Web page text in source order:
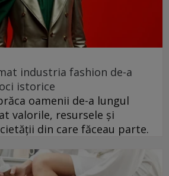
industria fashion de-a
istorice
oamenii de-a lungul
valorile, resursele și
din care făceau parte.